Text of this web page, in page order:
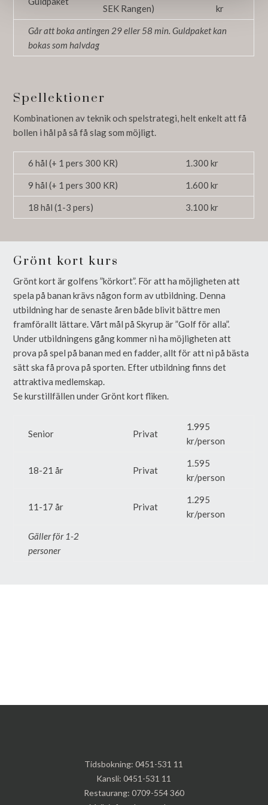
SEK Rangen)
kr
Går att boka antingen 29 eller 58 min. Guldpaket kan
bokas som halvdag
Spellektioner
Kombinationen av teknik och spelstrategi, helt enkelt att få
bollen i hål på så få slag som möjligt.
6 hål (+ 1 pers 300 KR) 1.300 kr
9 hål (+ 1 pers 300 KR) 1.600 kr
18 hål (1-3 pers) 3.100 kr
Grönt kort kurs
Grönt kort är golfens ”körkort”. För att ha möjligheten att
spela på banan krävs någon form av utbildning. Denna
utbildning har de senaste åren både blivit bättre men
framförallt lättare. Vårt mål på Skyrup är ”Golf för alla”.
Under utbildningens gång kommer ni ha möjligheten att
prova på spel på banan med en fadder, allt för att ni på bästa
sätt ska få prova på sporten. Efter utbildning finns det
attraktiva medlemskap.
Se kurstillfällen under Grönt kort fliken.
Senior Privat
1.995
kr/person
18-21 år Privat
1.595
kr/person
11-17 år Privat
1.295
kr/person
Gäller för 1-2
personer
Tidsbokning:0451-531 11
Kansli:0451-531 11
Restaurang: 0709-554 360